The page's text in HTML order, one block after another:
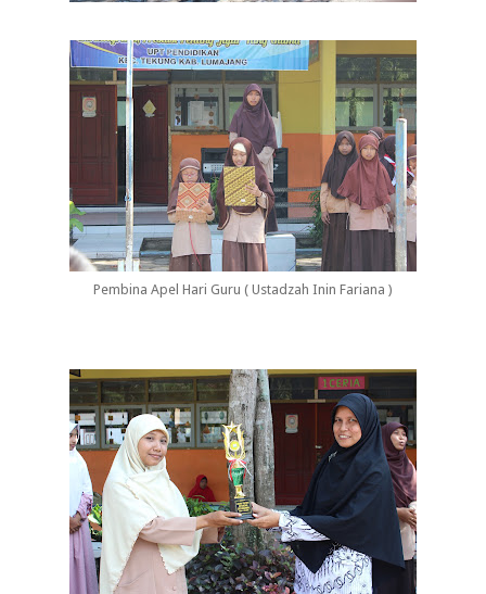
Pembina Apel Hari Guru ( Ustadzah Inin Fariana )